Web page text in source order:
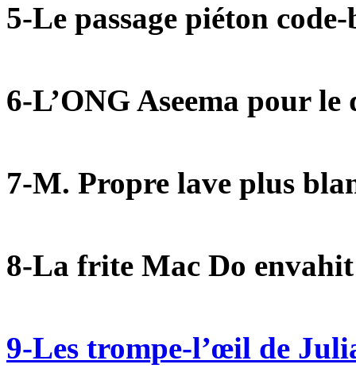
5-Le passage piéton
6-L’ONG Aseema pour
7-M. Propre lave plus
8-La frite Mac Do
9-Les trompe-l’œil de